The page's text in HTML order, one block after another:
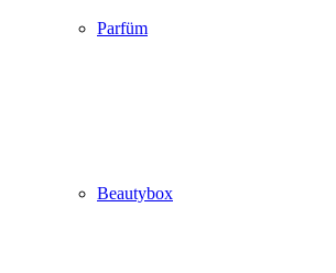
Parfüm
Beautybox